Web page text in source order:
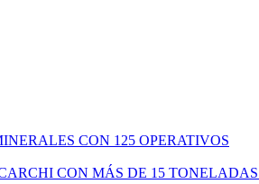
CON 125 OPERATIVOS
CON MÁS DE 15